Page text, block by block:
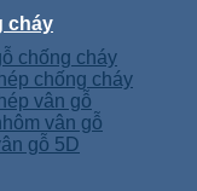
cháy
chống cháy
chống cháy
vân gỗ
vân gỗ
gỗ 5D